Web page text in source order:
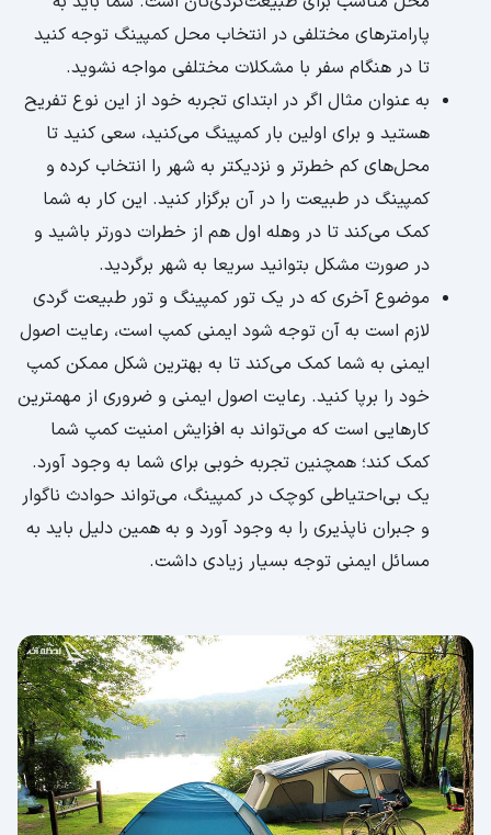
پارامترهای مختلفی در انتخاب محل کمپینگ توجه کنید
تا در هنگام سفر با مشکلات مختلفی مواجه نشوید.
به عنوان مثال اگر در ابتدای تجربه خود از این نوع تفریح
هستید و برای اولین بار کمپینگ می‌کنید، سعی کنید تا
محل‌های کم خطرتر و نزدیکتر به شهر را انتخاب کرده و
کمپینگ در طبیعت را در آن برگزار کنید. این کار به شما
کمک می‌کند تا در وهله اول هم از خطرات دورتر باشید و
در صورت مشکل بتوانید سریعا به شهر برگردید.
موضوع آخری که در یک تور کمپینگ و تور طبیعت گردی
لازم است به آن توجه شود ایمنی کمپ است، رعایت اصول
ایمنی به شما کمک می‌کند تا به بهترین شکل ممکن کمپ
خود را برپا کنید. رعایت اصول ایمنی و ضروری از مهمترین
کارهایی است که می‌‌تواند به افزایش امنیت کمپ شما
کمک کند؛ همچنین تجربه خوبی برای شما به وجود آورد.
یک بی‌احتیاطی کوچک در کمپینگ، می‌تواند حوادث ناگوار
و جبران ناپذیری را به وجود آورد و به همین دلیل باید به
مسائل ایمنی توجه بسیار زیادی داشت.